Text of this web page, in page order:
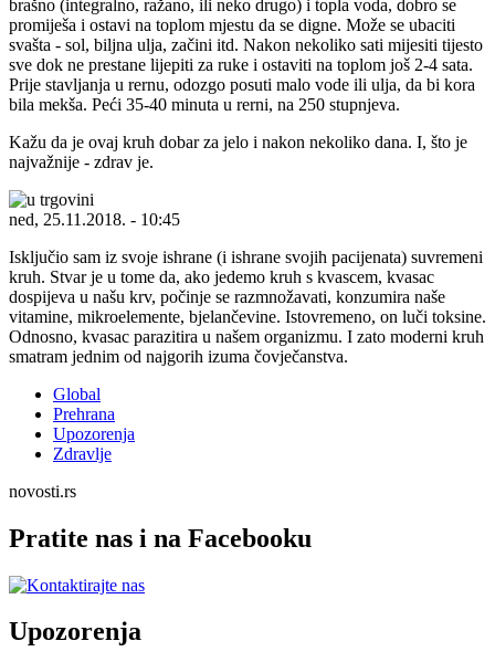
brašno (integralno, ražano, ili neko drugo) i topla voda, dobro se
promiješa i ostavi na toplom mjestu da se digne. Može se ubaciti
svašta - sol, biljna ulja, začini itd. Nakon nekoliko sati mijesiti tijesto
sve dok ne prestane lijepiti za ruke i ostaviti na toplom još 2-4 sata.
Prije stavljanja u rernu, odozgo posuti malo vode ili ulja, da bi kora
bila mekša. Peći 35-40 minuta u rerni, na 250 stupnjeva.
Kažu da je ovaj kruh dobar za jelo i nakon nekoliko dana. I, što je
najvažnije - zdrav je.
ned, 25.11.2018. - 10:45
Isključio sam iz svoje ishrane (i ishrane svojih pacijenata) suvremeni
kruh. Stvar je u tome da, ako jedemo kruh s kvascem, kvasac
dospijeva u našu krv, počinje se razmnožavati, konzumira naše
vitamine, mikroelemente, bjelančevine. Istovremeno, on luči toksine.
Odnosno, kvasac parazitira u našem organizmu. I zato moderni kruh
smatram jednim od najgorih izuma čovječanstva.
Global
Prehrana
Upozorenja
Zdravlje
novosti.rs
Pratite nas i na Facebooku
Upozorenja